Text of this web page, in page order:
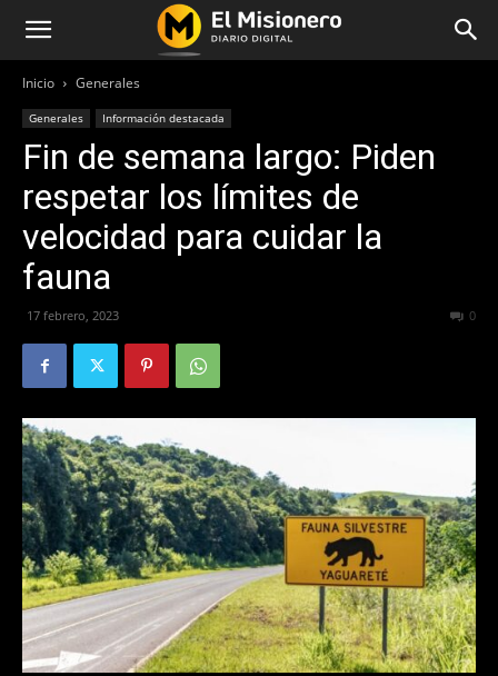
Inicio Generales
Generales Información destacada
Fin de semana largo: Piden
respetar los límites de
velocidad para cuidar la
fauna
17 febrero, 2023 0